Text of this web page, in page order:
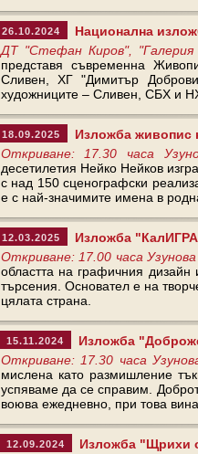
26.10.2024
Национална
ДТ "Стефан Киров",
представя съвременна
Сливен, ХГ "Димитър
художниците – Сливен, СБХ и
18.09.2025
Изложба живопис
Откриване: 17.30 часа
десетилетия Нейко Нейков
с над 150 сценографски
е с най-значимите имена в
12.03.2025
Изложба
Откриване: 17.00 часа
областта на графичния дизайн
търсения. Основател е на
цялата страна.
15.11.2024
Изложба
Откриване: 17.30 часа
мислена като размишление
успяваме да се справим.
воюва ежедневно, при това
12.09.2024
Изложба "Щрихи